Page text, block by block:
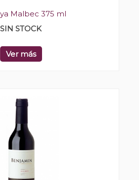
Malbec 375 ml
SIN STOCK
Ver más